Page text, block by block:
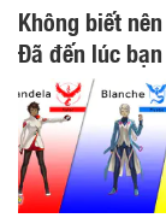
Không biết
Đã đến lúc